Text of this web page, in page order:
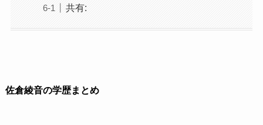
共有:
佐倉綾音の学歴まとめ